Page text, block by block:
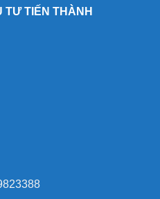
TƯ TIẾN THÀNH